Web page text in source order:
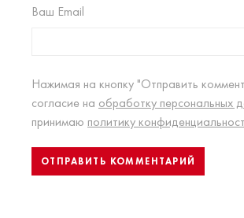
Ваш Email
Нажимая на кнопку "Отправить
согласие на обработку персональных
принимаю политику